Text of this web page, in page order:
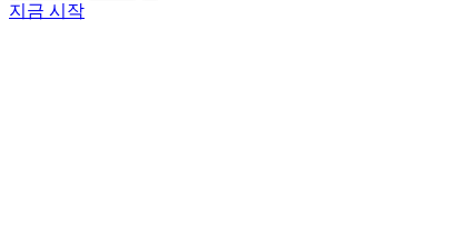
지금 시작